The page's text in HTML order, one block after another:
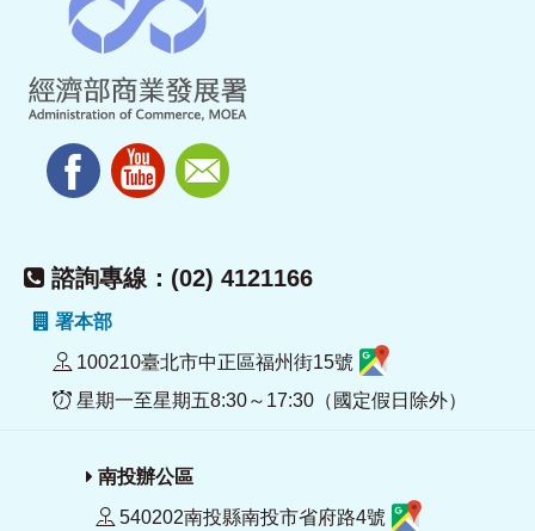
諮詢專線：(02) 4121166
署本部
100210臺北市中正區福州街15號
星期一至星期五8:30～17:30（國定假日除外）
南投辦公區
540202南投縣南投市省府路4號